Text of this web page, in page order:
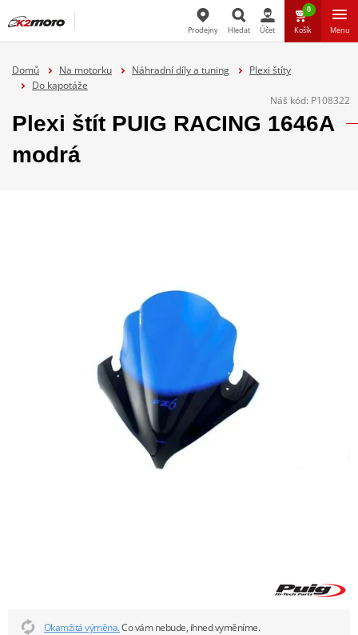
Prodejny Hledat Účet
0
Košík Menu
Domů Na motorku Náhradní díly a tuning
Plexi štíty
Do kapotáže
Náš kód: P108322
Plexi štít PUIG RACING 1646A
modrá
Okamžitá výměna.Co vám nebude, ihned vyměníme.